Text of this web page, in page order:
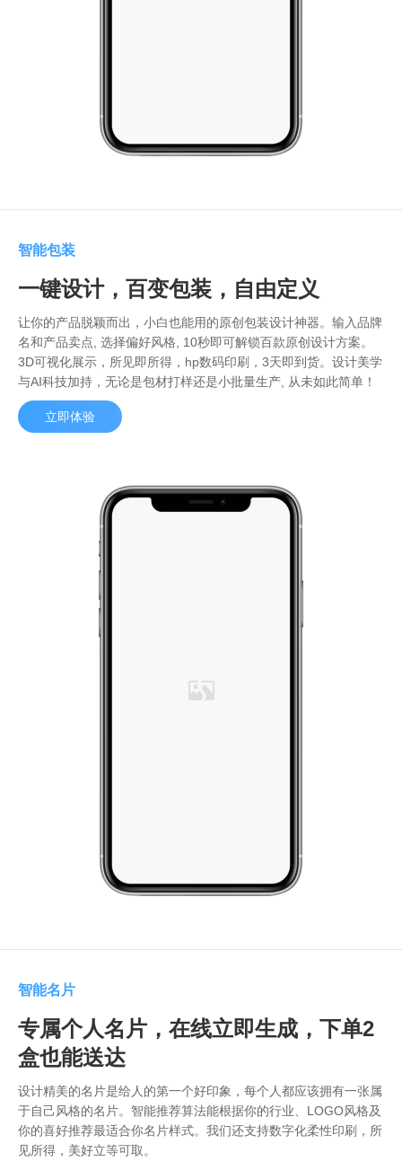
智能包装
一键设计，百变包装，自由定义
让你的产品脱颖而出，小白也能用的原创包装设计神器。输入品牌
名和产品卖点, 选择偏好风格, 10秒即可解锁百款原创设计方案。
3D可视化展示，所见即所得，hp数码印刷，3天即到货。设计美学
与AI科技加持，无论是包材打样还是小批量生产, 从未如此简单！
立即体验
智能名片
专属个人名片，在线立即生成，下单2
盒也能送达
设计精美的名片是给人的第一个好印象，每个人都应该拥有一张属
于自己风格的名片。智能推荐算法能根据你的行业、LOGO风格及
你的喜好推荐最适合你名片样式。我们还支持数字化柔性印刷，所
见所得，美好立等可取。